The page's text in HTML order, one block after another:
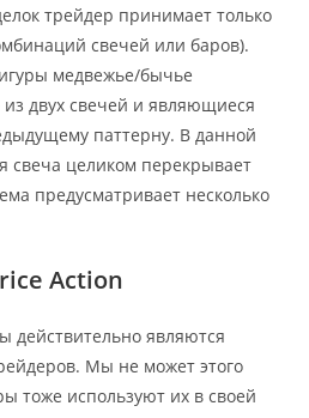
трейдер принимает только
свечей или баров).
медвежье/бычье
двух свечей и являющиеся
паттерну. В данной
свеча целиком перекрывает
предусматривает несколько
Action
действительно являются
Мы не может этого
тоже используют их в своей